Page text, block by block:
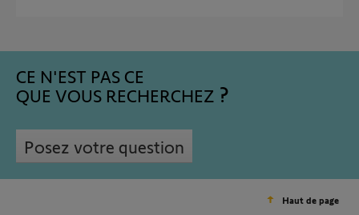
CE N'EST PAS CE
QUE VOUS RECHERCHEZ
Posez votre question
Haut de page